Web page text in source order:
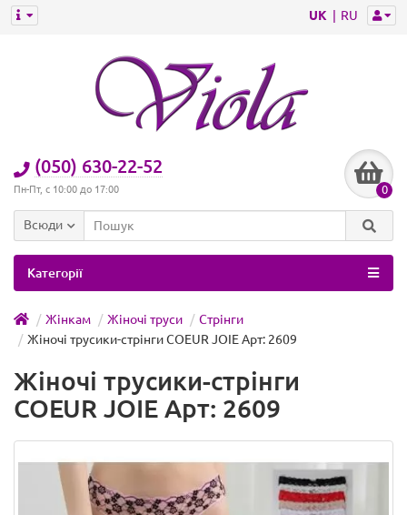
UK RU
(050) 630-22-52
Пн-Пт, с 10:00 до 17:00 0
Всюди
Категорії
Жінкам Жіночі труси
Стрінги
Жіночі трусики-стрінги COEUR JOIE Арт: 2609
Жіночі трусики-стрінги
COEUR JOIE Арт: 2609